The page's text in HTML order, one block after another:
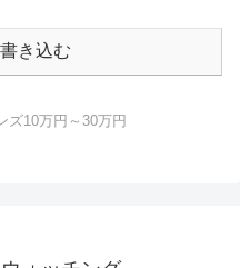
き込む
ズ10万円～30万円